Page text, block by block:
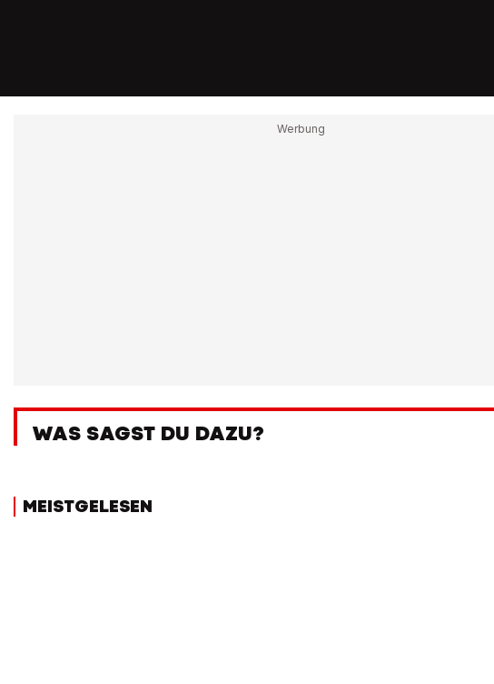
WAS SAGST DU DAZU?
MEISTGELESEN